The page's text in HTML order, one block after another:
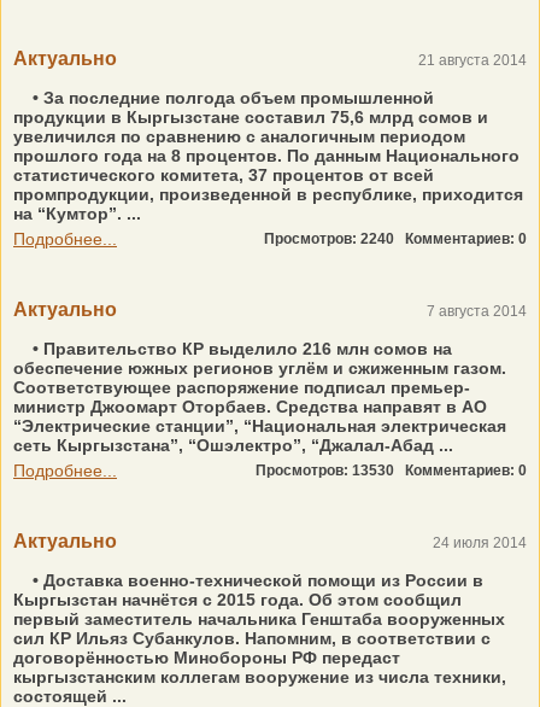
Актуально 21 августа 2014
• За последние полгода объем промышленной
продукции в Кыргызстане составил 75,6 млрд сомов и
увеличился по сравнению с аналогичным периодом
прошлого года на 8 процентов. По данным Национального
статистического комитета, 37 процентов от всей
промпродукции, произведенной в республике, приходится
на “Кумтор”. ...
Подробнее...
Просмотров: 2240 Комментариев: 0
Актуально 7 августа 2014
• Правительство КР выделило 216 млн сомов на
обеспечение южных регионов углём и сжиженным газом.
Соответствующее распоряжение подписал премьер-
министр Джоомарт Оторбаев. Средства направят в АО
“Электрические станции”, “Национальная электрическая
сеть Кыргызстана”, “Ошэлектро”, “Джалал-Абад ...
Подробнее...
Просмотров: 13530 Комментариев: 0
Актуально 24 июля 2014
• Доставка военно-технической помощи из России в
Кыргызстан начнётся с 2015 года. Об этом сообщил
первый заместитель начальника Генштаба вооруженных
сил КР Ильяз Субанкулов. Напомним, в соответствии с
договорённостью Минобороны РФ передаст
кыргызстанским коллегам вооружение из числа техники,
состоящей ...